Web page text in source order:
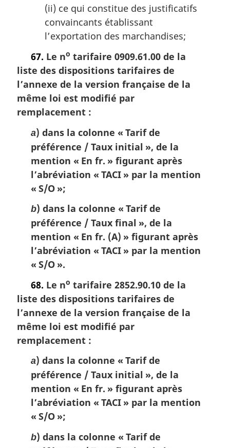
(ii) ce qui constitue des justificatifs
convaincants établissant
l’exportation des marchandises;
67. Le no tarifaire 0909.61.00 de la
liste des dispositions tarifaires de
l’annexe de la version française de la
même loi est modifié par
remplacement :
a) dans la colonne « Tarif de
préférence / Taux initial », de la
mention « En fr. » figurant après
l’abréviation « TACI » par la mention
« S/O »;
b) dans la colonne « Tarif de
préférence / Taux final », de la
mention « En fr. (A) » figurant après
l’abréviation « TACI » par la mention
« S/O ».
68. Le no tarifaire 2852.90.10 de la
liste des dispositions tarifaires de
l’annexe de la version française de la
même loi est modifié par
remplacement :
a) dans la colonne « Tarif de
préférence / Taux initial », de la
mention « En fr. » figurant après
l’abréviation « TACI » par la mention
« S/O »;
b) dans la colonne « Tarif de